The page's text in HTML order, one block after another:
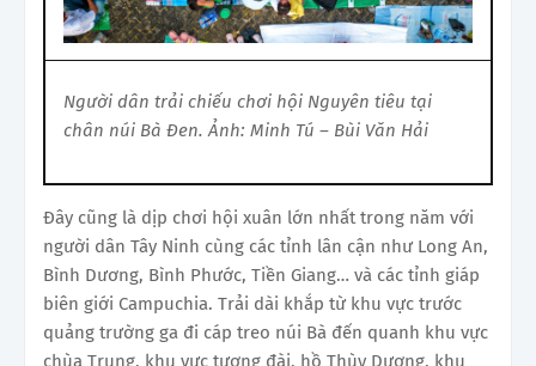
Người dân trải chiếu chơi hội Nguyên tiêu tại
chân núi Bà Đen. Ảnh: Minh Tú – Bùi Văn Hải
Đây cũng là dịp chơi hội xuân lớn nhất trong năm với
người dân Tây Ninh cùng các tỉnh lân cận như Long An,
Bình Dương, Bình Phước, Tiền Giang… và các tỉnh giáp
biên giới Campuchia. Trải dài khắp từ khu vực trước
quảng trường ga đi cáp treo núi Bà đến quanh khu vực
chùa Trung, khu vực tượng đài, hồ Thùy Dương, khu